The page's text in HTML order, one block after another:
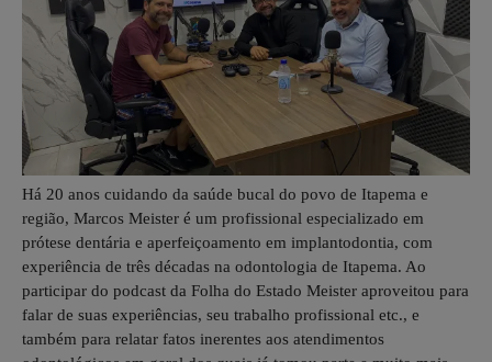
Há 20 anos cuidando da saúde bucal do povo de Itapema e
região, Marcos Meister é um profissional especializado em
prótese dentária e aperfeiçoamento em implantodontia, com
experiência de três décadas na odontologia de Itapema. Ao
participar do podcast da Folha do Estado Meister aproveitou para
falar de suas experiências, seu trabalho profissional etc., e
também para relatar fatos inerentes aos atendimentos